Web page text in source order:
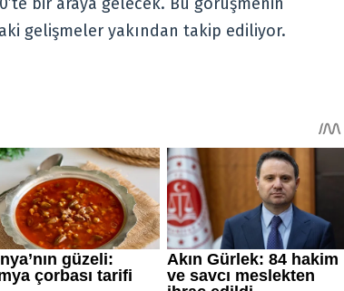
gelişmeler yakından takip ediliyor.